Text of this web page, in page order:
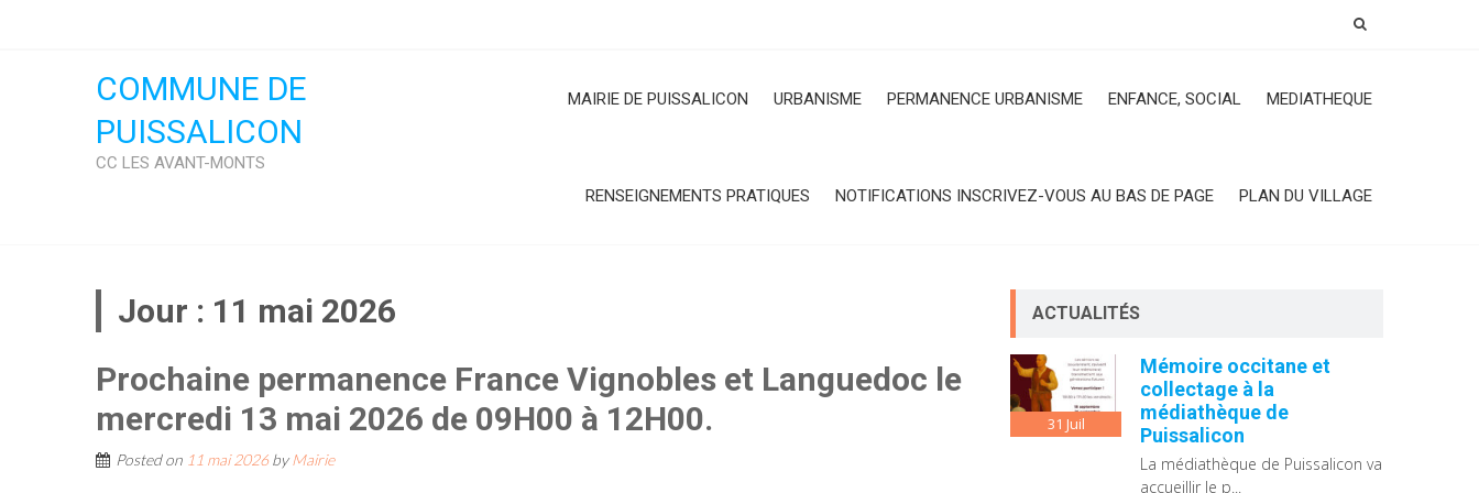
COMMUNE DE
PUISSALICON
CC LES AVANT-MONTS
MAIRIE DE PUISSALICON URBANISME PERMANENCE URBANISME ENFANCE, SOCIAL MEDIATHEQUE
RENSEIGNEMENTS PRATIQUES NOTIFICATIONS INSCRIVEZ-VOUS AU BAS DE PAGE PLAN DU VILLAGE
Jour : 11 mai 2026
Prochaine permanence France Vignobles et Languedoc le
mercredi 13 mai 2026 de 09H00 à 12H00.
Posted on 11 mai 2026byMairie
ACTUALITÉS
31 Juil
Mémoire occitane et
collectage à la
médiathèque de
Puissalicon
La médiathèque de Puissalicon va
accueillir le p...